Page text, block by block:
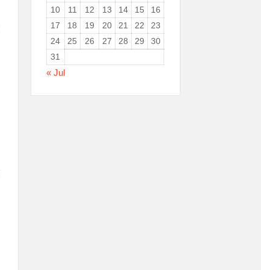
10
11 12 13 14 15
16
17
18 19 20 21 22
23
24
25 26 27 28 29
30
31
« Jul